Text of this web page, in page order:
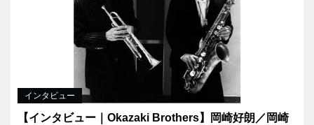
インタビュー
【インタビュー｜Okazaki Brothers】岡崎好朗／岡崎